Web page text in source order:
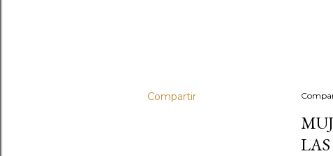
Compartir